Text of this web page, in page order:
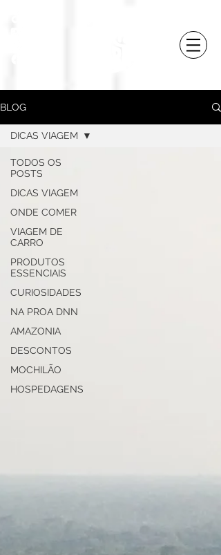
BLOG
TODOS OS
POSTS
DICAS VIAGEM
ONDE COMER
VIAGEM DE
CARRO
PRODUTOS
ESSENCIAIS
CURIOSIDADES
NA PROA DNN
AMAZONIA
DESCONTOS
MOCHILÃO
HOSPEDAGENS
DICAS VIAGEM